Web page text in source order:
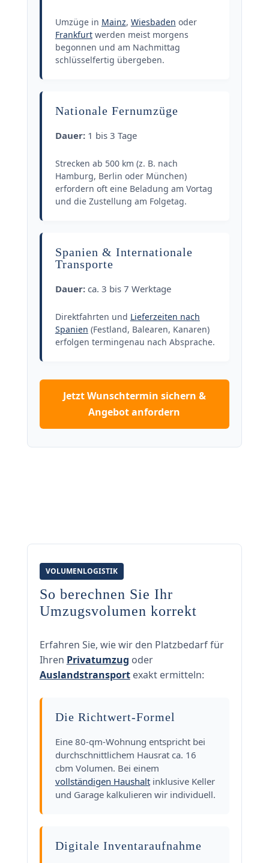
Umzüge in Mainz, Wiesbaden oder
Frankfurtwerden meist morgens
begonnen und am Nachmittag
schlüsselfertig übergeben.
Nationale Fernumzüge
Dauer:1 bis 3 Tage
Strecken ab 500 km (z. B. nach
Hamburg, Berlin oder München)
erfordern oft eine Beladung am Vortag
und die Zustellung am Folgetag.
Spanien & Internationale
Transporte
Dauer:ca. 3 bis 7 Werktage
Direktfahrten und Lieferzeiten nach
Spanien (Festland, Balearen, Kanaren)
erfolgen termingenau nach Absprache.
Jetzt Wunschtermin sichern &
Angebot anfordern
VOLUMENLOGISTIK
So berechnen Sie Ihr
Umzugsvolumen korrekt
Erfahren Sie, wie wir den Platzbedarf für
Ihren Privatumzug oder
Auslandstransportexakt ermitteln:
Die Richtwert-Formel
Eine 80-qm-Wohnung entspricht bei
durchschnittlichem Hausrat ca. 16
cbm Volumen. Bei einem
vollständigen Haushaltinklusive Keller
und Garage kalkulieren wir individuell.
Digitale Inventaraufnahme